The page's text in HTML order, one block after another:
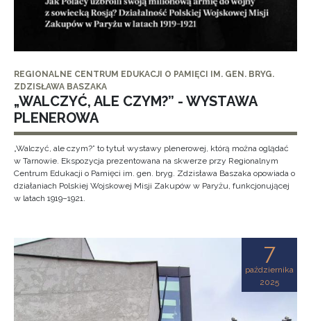
REGIONALNE CENTRUM EDUKACJI O PAMIĘCI IM. GEN. BRYG.
ZDZISŁAWA BASZAKA
„WALCZYĆ, ALE CZYM?” - WYSTAWA
PLENEROWA
„Walczyć, ale czym?” to tytuł wystawy plenerowej, którą można oglądać
w Tarnowie. Ekspozycja prezentowana na skwerze przy Regionalnym
Centrum Edukacji o Pamięci im. gen. bryg. Zdzisława Baszaka opowiada o
działaniach Polskiej Wojskowej Misji Zakupów w Paryżu, funkcjonującej
w latach 1919–1921.
7
października
2025